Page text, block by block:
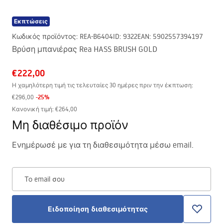
Εκπτώσεις
Κωδικός προϊόντος: REA-B6404ID: 9322EAN: 5902557394197
Βρύση μπανιέρας Rea HASS BRUSH GOLD
€222,00
Η χαμηλότερη τιμή τις τελευταίες 30 ημέρες πριν την έκπτωση:
€296,00 -25%
Κανονική τιμή: €264,00
Μη διαθέσιμο προϊόν
Ενημέρωσέ με για τη διαθεσιμότητα μέσω email.
Το email σου
Ειδοποίηση διαθεσιμότητας